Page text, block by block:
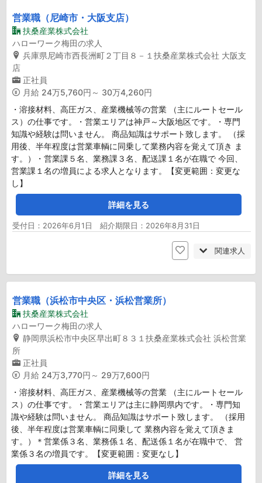
営業職（尼崎市・大阪支店）
扶桑産業株式会社
ハローワーク梅田の求人
兵庫県尼崎市西長洲町２丁目８－１扶桑産業株式会社 大阪支
店
正社員
月給 24万5,760円～ 30万4,260円
・溶接材料、高圧ガス、産業機械等の営業 （主にルートセール
ス）の仕事です。・営業エリアは神戸～大阪地区です。・専門
知識や経験は問いません。 商品知識はサポート致します。 （採
用後、半年程度は営業車輌に同乗して業務内容を覚えて頂き ま
す。）・営業課５名、業務課３名、配送課１名が在職で 今回、
営業課１名の増員による求人となります。【変更範囲：変更な
し】
詳細を見る
受付日：2026年6月1日 紹介期限日：2026年8月31日
関連求人
営業職（浜松市中央区・浜松営業所）
扶桑産業株式会社
ハローワーク梅田の求人
静岡県浜松市中央区早出町８３１扶桑産業株式会社 浜松営業
所
正社員
月給 24万3,770円～ 29万7,600円
・溶接材料、高圧ガス、産業機械等の営業 （主にルートセール
ス）の仕事です。・営業エリアは主に静岡県内です。・専門知
識や経験は問いません。 商品知識はサポート致します。 （採用
後、半年程度は営業車輌に同乗して 業務内容を覚えて頂きま
す。）＊営業係３名、業務係１名、配送係１名が在職中で、 営
業係３名の増員です。【変更範囲：変更なし】
詳細を見る